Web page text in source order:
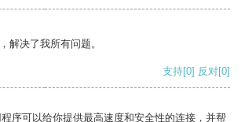
解决了我所有问题。
支持[0] 反对[0]
序可以给你提供最高速度和安全性的连接，并帮